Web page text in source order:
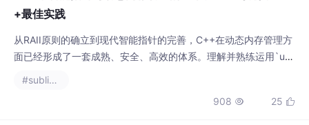
+最佳实践
从RAII原则的确立到现代智能指针的完善，C++在动态内存管理方
面已经形成了一套成熟、安全、高效的体系。理解并熟练运用`uni
象生命周期”的理念，是现代C++程序员编写健壮、清晰、可维护
代码的关键。这不仅是对技术的掌握，更是对资源管理艺术的实
908  25 